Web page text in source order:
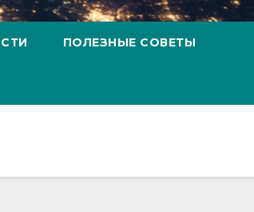
ПОЛЕЗНЫЕ СОВЕТЫ